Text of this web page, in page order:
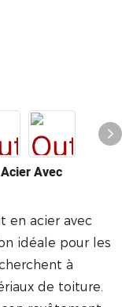
Avec
en acier avec
idéale pour les
à
de toiture.